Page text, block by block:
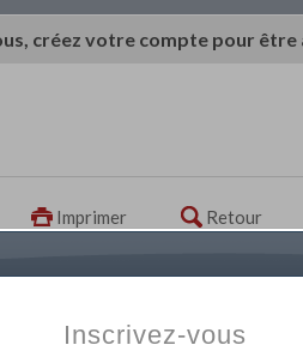
créez votre compte pour
Imprimer Retour
Inscrivez-vous